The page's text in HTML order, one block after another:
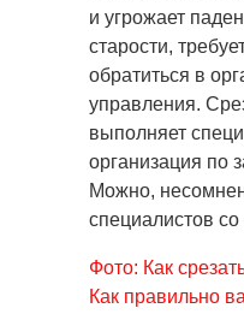
и угрожает
старости,
обратиться в
управления.
выполняет
организация по
Можно,
специалистов
Фото: Как
Как правильно